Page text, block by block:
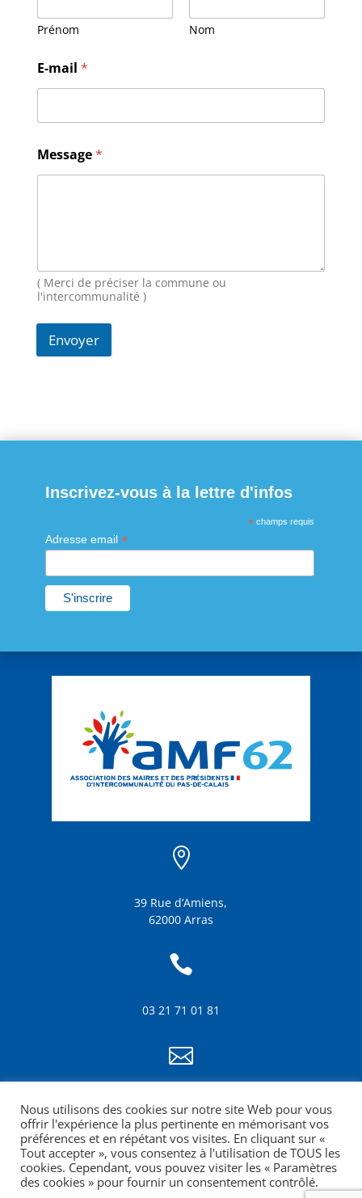
Prénom Nom
e
s
a
e
*
M
e
E-mail *
Message*
( Merci de préciser la commune ou
l'intercommunalité )
Envoyer
Inscrivez-vous à la lettre d'infos
* champs requis
Adresse email *

39 Rue d’Amiens,
62000 Arras

03 21 71 01 81

info@amf62.fr
mentions légales
Nous utilisons des cookies sur notre site Web pour vous
offrir l'expérience la plus pertinente en mémorisant vos
préférences et en répétant vos visites. En cliquant sur «
Tout accepter », vous consentez à l'utilisation de TOUS les
cookies. Cependant, vous pouvez visiter les « Paramètres
des cookies » pour fournir un consentement contrôlé.